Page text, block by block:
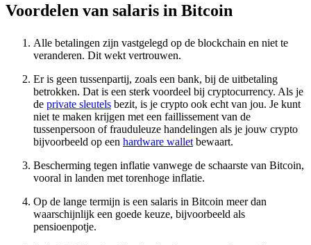
Voordelen van salaris in Bitcoin
Alle betalingen zijn vastgelegd op de blockchain en niet te
veranderen. Dit wekt vertrouwen.
Er is geen tussenpartij, zoals een bank, bij de uitbetaling
betrokken. Dat is een sterk voordeel bij cryptocurrency. Als je
de private sleutels bezit, is je crypto ook echt van jou. Je kunt
niet te maken krijgen met een faillissement van de
tussenpersoon of frauduleuze handelingen als je jouw crypto
bijvoorbeeld op een hardware wallet bewaart.
Bescherming tegen inflatie vanwege de schaarste van Bitcoin,
vooral in landen met torenhoge inflatie.
Op de lange termijn is een salaris in Bitcoin meer dan
waarschijnlijk een goede keuze, bijvoorbeeld als
pensioenpotje.